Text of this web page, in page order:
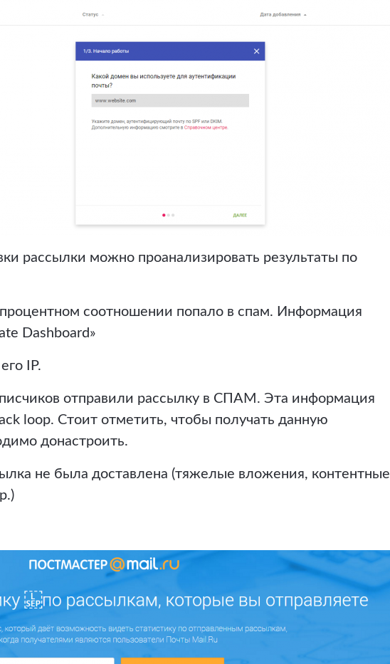
рассылки можно проанализировать результаты по
соотношении попало в спам. Информация
Dashboard»
IP.
отправили рассылку в СПАМ. Эта информация
loop. Стоит отметить, чтобы получать данную
донастроить.
не была доставлена (тяжелые вложения, контентные